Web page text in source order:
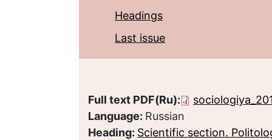
Headings
Last issue
Full text PDF(Ru):
Language: Russian
Heading: Scientific section.